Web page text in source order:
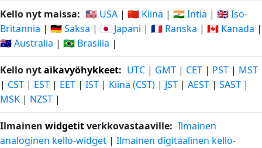
Kello nyt maissa: 🇺🇸 USA | 🇨🇳 Kiina | 🇮🇳 Intia | 🇬🇧 Iso-
Britannia | 🇩🇪 Saksa | 🇯🇵 Japani | 🇫🇷 Ranska | 🇨🇦 Kanada |
🇦🇺 Australia | 🇧🇷 Brasilia |
Kello nytaikavyöhykkeet: UTC | GMT | CET | PST | MST
| CST | EST | EET | IST | Kiina (CST) | JST | AEST | SAST |
MSK | NZST |
Ilmainen widgetitverkkovastaaville: Ilmainen
analoginen kello-widget | Ilmainen digitaalinen kello-